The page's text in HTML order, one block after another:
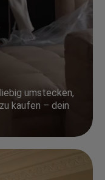
umstecken,
kaufen – dein